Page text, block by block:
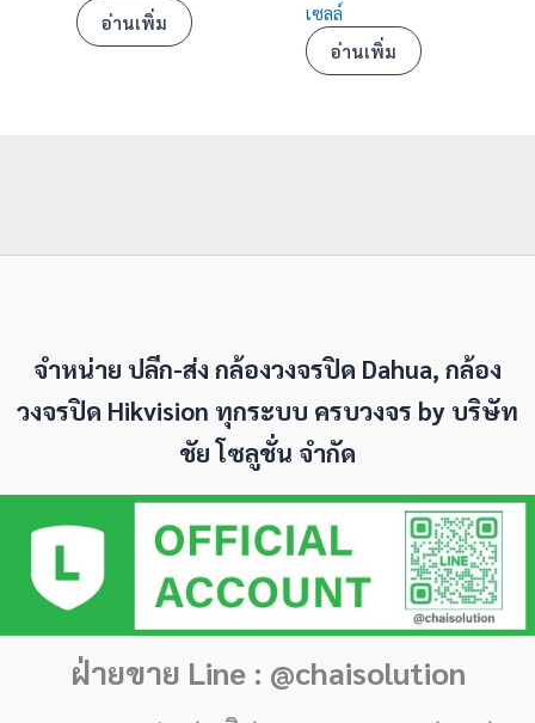
อ่านเพิ่ม
เซลล์
อ่านเพิ่ม
จำหน่าย ปลีก-ส่ง กล้องวงจรปิด Dahua, กล้อง
วงจรปิด Hikvision ทุกระบบ ครบวงจร by บริษัท
ชัย โซลูชั่น จำกัด
ฝ่ายขาย Line : @chaisolution